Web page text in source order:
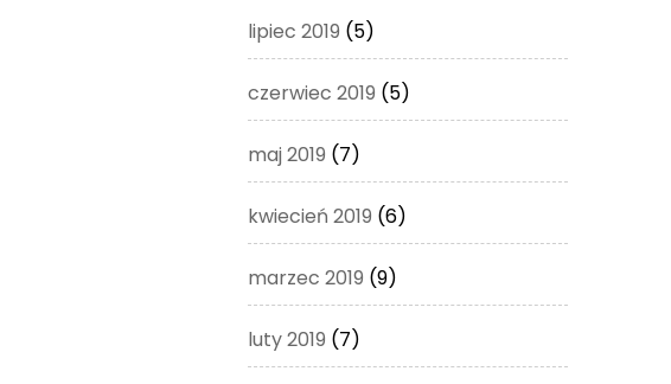
lipiec 2019 (5)
czerwiec 2019 (5)
maj 2019 (7)
kwiecień 2019 (6)
marzec 2019 (9)
luty 2019 (7)